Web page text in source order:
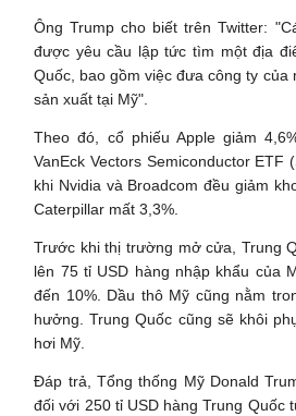
Ông Trump cho biết trên Twitter:
được yêu cầu lập tức tìm một địa
Quốc, bao gồm việc đưa công ty của
sản xuất tại Mỹ".
Theo đó, cổ phiếu Apple giảm
VanEck Vectors Semiconductor ETF
khi Nvidia và Broadcom đều giảm
Caterpillar mất 3,3%.
Trước khi thị trường mở cửa, Trung
lên 75 tỉ USD hàng nhập khẩu của
đến 10%. Dầu thô Mỹ cũng nằm
hưởng. Trung Quốc cũng sẽ khôi
hơi Mỹ.
Đáp trả, Tổng thống Mỹ Donald
đối với 250 tỉ USD hàng Trung Quốc